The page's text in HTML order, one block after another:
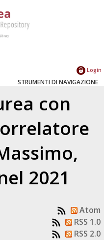
Login
STRUMENTI DI NAVIGAZIONE
con
,
2021
Atom
RSS 1.0
RSS 2.0